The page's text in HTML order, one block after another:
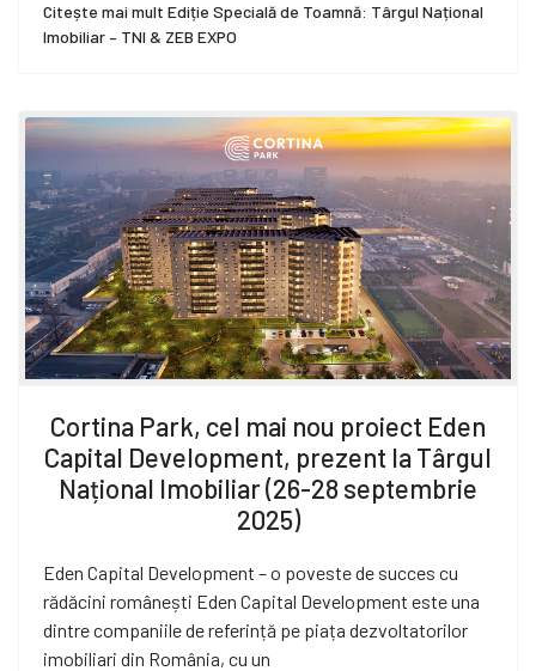
Citește mai mult Ediție Specială de Toamnă: Târgul Național
Imobiliar – TNI & ZEB EXPO
Cortina Park, cel mai nou proiect Eden
Capital Development, prezent la Târgul
Național Imobiliar (26-28 septembrie
2025)
Eden Capital Development – o poveste de succes cu
rădăcini românești Eden Capital Development este una
dintre companiile de referință pe piața dezvoltatorilor
imobiliari din România, cu un